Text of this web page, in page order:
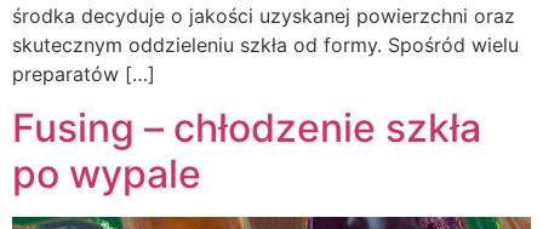
środka decyduje o jakości uzyskanej powierzchni oraz
skutecznym oddzieleniu szkła od formy. Spośród wielu
preparatów […]
Fusing – chłodzenie szkła
po wypale